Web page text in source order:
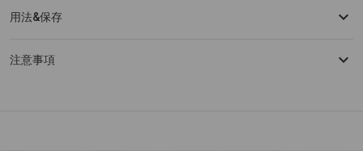
用法&保存
注意事項